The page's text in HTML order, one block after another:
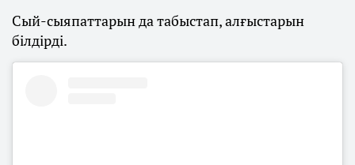
Сый-сыяпаттарын да табыстап, алғыстарын
білдірді.